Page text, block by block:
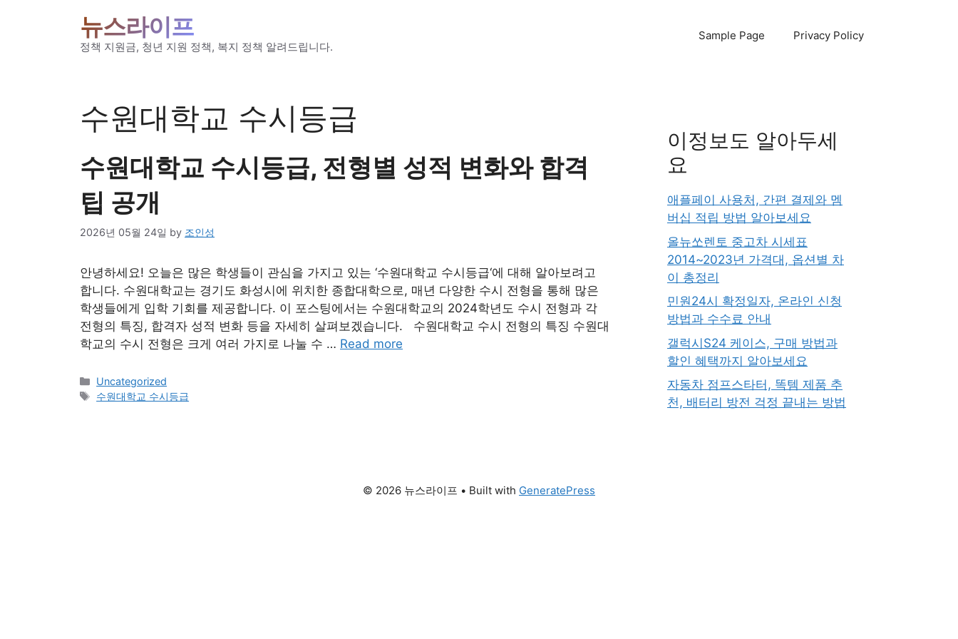
뉴스라이프
정책 지원금, 청년 지원 정책, 복지 정책 알려드립니다.
Sample Page Privacy Policy
수원대학교 수시등급
수원대학교 수시등급, 전형별 성적 변화와 합격
팁 공개
2026년 05월 24일 by 조인성
안녕하세요! 오늘은 많은 학생들이 관심을 가지고 있는 ‘수원대학교 수시등급‘에 대해 알아보려고
합니다. 수원대학교는 경기도 화성시에 위치한 종합대학으로, 매년 다양한 수시 전형을 통해 많은
학생들에게 입학 기회를 제공합니다. 이 포스팅에서는 수원대학교의 2024학년도 수시 전형과 각
전형의 특징, 합격자 성적 변화 등을 자세히 살펴보겠습니다. 수원대학교 수시 전형의 특징 수원대
학교의 수시 전형은 크게 여러 가지로 나눌 수 … Read more
Categories
Uncategorized
Tags
수원대학교 수시등급
이정보도 알아두세
요
애플페이 사용처, 간편 결제와 멤
버십 적립 방법 알아보세요
올뉴쏘렌토 중고차 시세표
2014~2023년 가격대, 옵션별 차
이 총정리
민원24시 확정일자, 온라인 신청
방법과 수수료 안내
갤럭시S24 케이스, 구매 방법과
할인 혜택까지 알아보세요
자동차 점프스타터, 똑템 제품 추
천, 배터리 방전 걱정 끝내는 방법
© 2026 뉴스라이프 • Built with GeneratePress